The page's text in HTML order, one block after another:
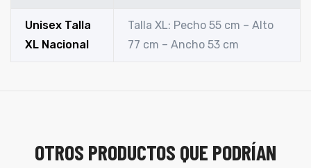
Unisex Talla
XL Nacional
Talla XL: Pecho 55 cm – Alto
77 cm – Ancho 53 cm
OTROS PRODUCTOS QUE PODRÍAN